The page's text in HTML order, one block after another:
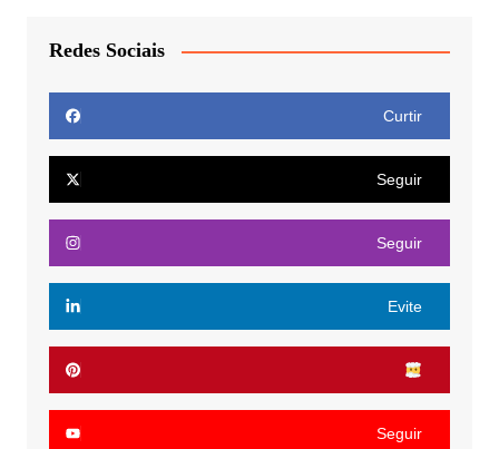
Redes Sociais
Curtir
Seguir
Seguir
Evite
Seguir